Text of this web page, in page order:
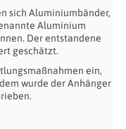
sich Aluminiumbänder,
Aluminium
Der entstandene
geschätzt.
ein,
wurde der Anhänger